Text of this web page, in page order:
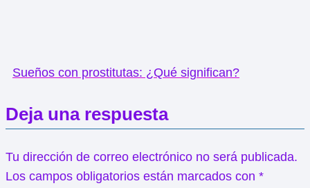
Sueños con prostitutas: ¿Qué significan?
Deja una respuesta
Tu dirección de correo electrónico no será publicada.
Los campos obligatorios están marcados con *